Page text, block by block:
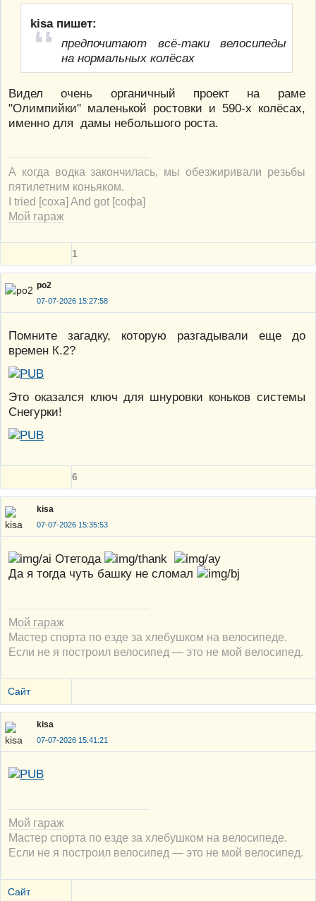
kisa пишет:
предпочитают всё-таки велосипеды
на нормальных колёсах
Видел очень органичный проект на раме
"Олимпийки" маленькой ростовки и 590-х колёсах,
именно для дамы небольшого роста.
А когда водка закончилась, мы обезжиривали резьбы
пятилетним коньяком.
I tried [соха] And got [софа]
Мой гараж
1
po2
07-07-2026 15:27:58
Помните загадку, которую разгадывали еще до
времен К.2?
Это оказался ключ для шнуровки коньков системы
Снегурки!
6
kisa
07-07-2026 15:35:53
Отетода
Да я тогда чуть башку не сломал
Мой гараж
Мастер спорта по езде за хлебушком на велосипеде.
Если не я построил велосипед — это не мой велосипед.
Сайт
kisa
07-07-2026 15:41:21
Мой гараж
Мастер спорта по езде за хлебушком на велосипеде.
Если не я построил велосипед — это не мой велосипед.
Сайт